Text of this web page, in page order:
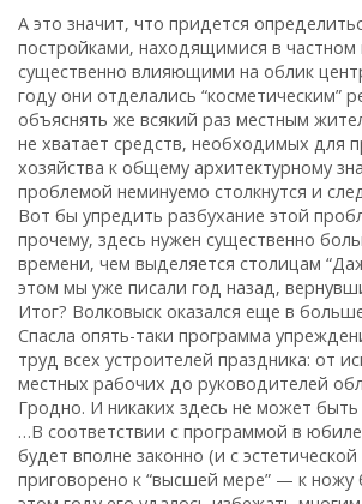
А это значит‚ что придется
постройками‚ находящимися в частном
существенно влияющими на облик
году они отделались “косметическим”
объяснять же всякий раз местным
не хватает средств‚ необходимых для
хозяйства к общему архитектурному
проблемой неминуемо столкнутся и
Вот бы упредить разбухание этой
прочему‚ здесь нужен существенно
времени‚ чем выделяется столицам
этом мы уже писали год назад‚
Итог? Волковыск оказался еще в
Спасла опять-таки программа
труд всех устроителей праздника: от
местных рабочих до руководителей
Гродно. И никаких здесь не может быть
…В соответствии с программой в
будет вполне законно (и с
приговорено к “высшей мере” — к ножу